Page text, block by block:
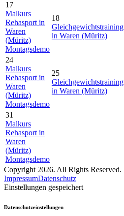
17
Malkurs
Rehasport in
Waren
(Müritz)
Montagsdemo
18
Gleichgewichtstraining
in Waren (Müritz)
24
Malkurs
Rehasport in
Waren
(Müritz)
Montagsdemo
25
Gleichgewichtstraining
in Waren (Müritz)
31
Malkurs
Rehasport in
Waren
(Müritz)
Montagsdemo
Copyright 2026. All Rights Reserved.
ImpressumDatenschutz
Einstellungen gespeichert
Datenschutzeinstellungen